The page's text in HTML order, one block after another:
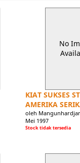
No
KIAT SUKSES
AMERIKA
oleh
Mei 1997
Stock tidak tersedia